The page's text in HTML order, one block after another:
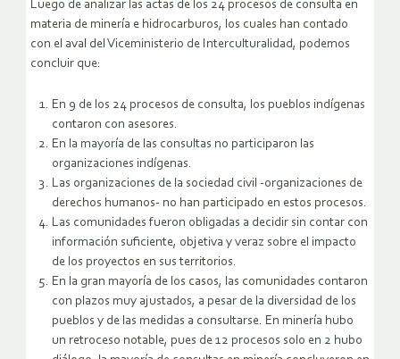
Luego de analizar las actas de los 24 procesos de consulta en
materia de minería e hidrocarburos, los cuales han contado
con el aval del Viceministerio de Interculturalidad, podemos
concluir que:
En 9 de los 24 procesos de consulta, los pueblos indígenas
contaron con asesores.
En la mayoría de las consultas no participaron las
organizaciones indígenas.
Las organizaciones de la sociedad civil -organizaciones de
derechos humanos- no han participado en estos procesos.
Las comunidades fueron obligadas a decidir sin contar con
información suficiente, objetiva y veraz sobre el impacto
de los proyectos en sus territorios.
En la gran mayoría de los casos, las comunidades contaron
con plazos muy ajustados, a pesar de la diversidad de los
pueblos y de las medidas a consultarse. En minería hubo
un retroceso notable, pues de 12 procesos solo en 2 hubo